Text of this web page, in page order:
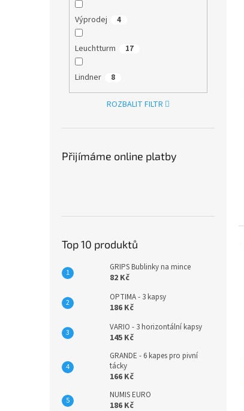
Výprodej 4
Leuchtturm 17
Lindner 8
ROZBALIT FILTR
Přijímáme online platby
Top 10 produktů
GRIPS Bublinky na mince
82 Kč
OPTIMA - 3 kapsy
186 Kč
VARIO - 3 horizontální kapsy
145 Kč
GRANDE - 6 kapes pro pivní
tácky
166 Kč
NUMIS EURO
186 Kč